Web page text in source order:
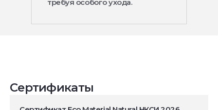
требуя особого ухода.
Сертификаты